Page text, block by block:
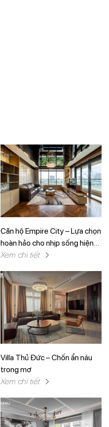
Căn hộ Empire City – Lựa chọn
hoàn hảo cho nhịp sống hiện
đại
Xem chi tiết
Villa Thủ Đức – Chốn ẩn náu
trong mơ
Xem chi tiết